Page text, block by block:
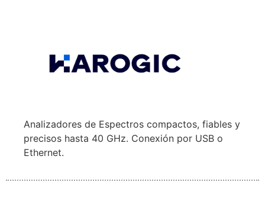
Analizadores de Espectros compactos, fiables y
precisos hasta 40 GHz. Conexión por USB o
Ethernet.